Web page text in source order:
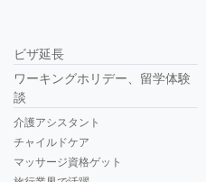
ビザ延長
ワーキングホリデー、留学体験
談
介護アシスタント
チャイルドケア
マッサージ資格ゲット